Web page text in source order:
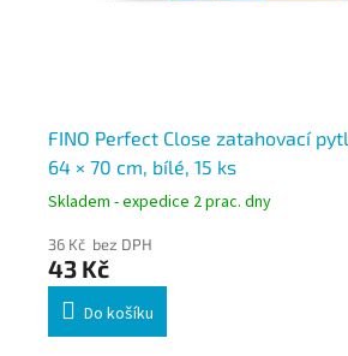
FINO Perfect Close zatahovací
64 × 70 cm, bílé, 15 ks
Skladem - expedice 2 prac. dny
36 Kč bez DPH
43 Kč
Do košíku